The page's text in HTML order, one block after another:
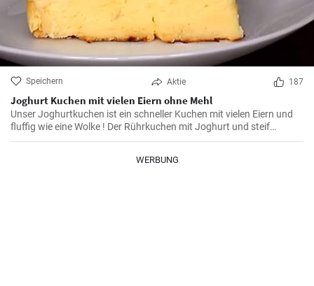
Speichern Aktie 187
Joghurt Kuchen mit vielen Eiern ohne Mehl
Unser Joghurtkuchen ist ein schneller Kuchen mit vielen Eiern und
fluffig wie eine Wolke ! Der Rührkuchen mit Joghurt und steif
geschlagenem Eiweiß (ohne Mehl) wird ihre Familie begeistern weil
WERBUNG